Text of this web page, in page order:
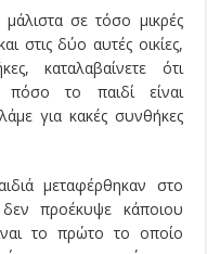
σε τόσο μικρές
στις δύο αυτές οικίες,
καταλαβαίνετε ότι
το παιδί είναι
για κακές συνθήκες
μεταφέρθηκαν στο
προέκυψε κάποιου
το πρώτο το οποίο